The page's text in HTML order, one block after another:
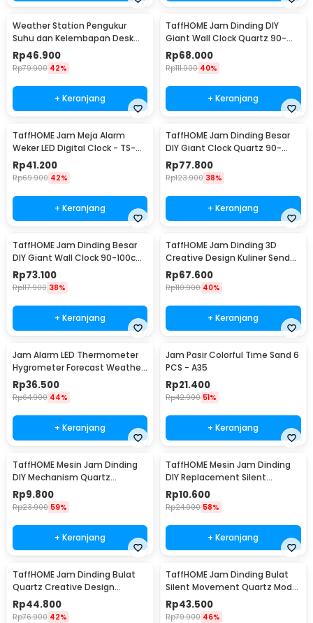
Weather Station Pengukur
Suhu dan Kelembapan Desk
Jam Alarm - 3210
Rp46.900
Rp79.900 42%
+ Keranjang
TaffHOME Jam Dinding DIY
Giant Wall Clock Quartz 90-
100cm - DIY-105
Rp68.000
Rp111.900 40%
+ Keranjang
TaffHOME Jam Meja Alarm
Weker LED Digital Clock - TS-
S60-W
Rp41.200
Rp69.900 42%
+ Keranjang
TaffHOME Jam Dinding Besar
DIY Giant Clock Quartz 90-
100cm - DIY-106
Rp77.800
Rp123.900 38%
+ Keranjang
TaffHOME Jam Dinding Besar
DIY Giant Wall Clock 90-100cm
- DIY-104
Rp73.100
Rp117.900 38%
+ Keranjang
TaffHOME Jam Dinding 3D
Creative Design Kuliner Sendok
Garpu 30.5cm - T6806
Rp67.600
Rp110.900 40%
+ Keranjang
Jam Alarm LED Thermometer
Hygrometer Forecast Weather
Station - 2159T
Rp36.500
Rp64.900 44%
+ Keranjang
Jam Pasir Colorful Time Sand 6
PCS - A35
Rp21.400
Rp42.900 51%
+ Keranjang
TaffHOME Mesin Jam Dinding
DIY Mechanism Quartz
Replacement Sparepart -
5168-S
Rp9.800
Rp23.900 59%
+ Keranjang
TaffHOME Mesin Jam Dinding
DIY Replacement Silent
Movement Quartz - 5168-S
Rp10.600
Rp24.900 58%
+ Keranjang
TaffHOME Jam Dinding Bulat
Quartz Creative Design
Modern 29cm - H6588
Rp44.800
Rp76.900 42%
TaffHOME Jam Dinding Bulat
Silent Movement Quartz Model
Modern 29cm - H6589
Rp43.500
Rp79.900 46%